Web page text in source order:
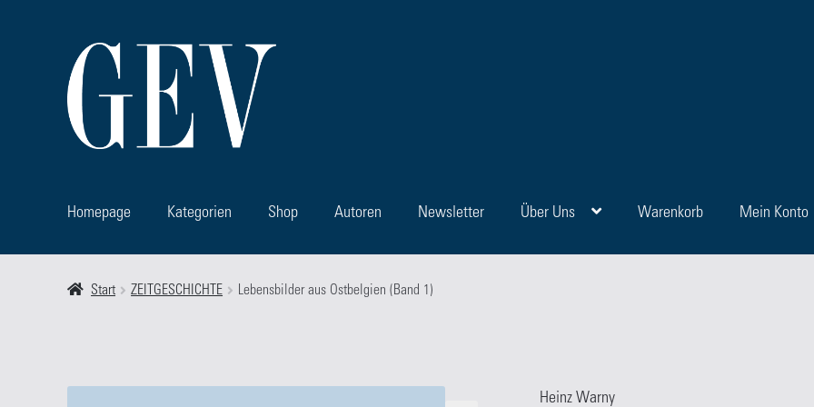
Zur
Navigation
springen
Zum
Inhalt
springen
Homepage Kategorien Shop Autoren Newsletter Über Uns Warenkorb Mein Konto
StartAllgemeine Geschäfts- und Lieferbedingungen Autoren Blog
Start ZEITGESCHICHTE Lebensbilder aus Ostbelgien (Band 1)
Heinz Warny